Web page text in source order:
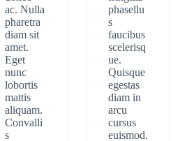
ac. Nulla
pharetra
diam sit
amet.
Eget
nunc
lobortis
mattis
aliquam.
Convalli
s
phasellu
s
faucibus
scelerisq
ue.
Quisque
egestas
diam in
arcu
cursus
euismod.